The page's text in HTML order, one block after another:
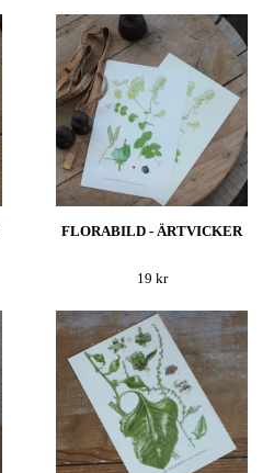
FLORABILD - ÄRTVICKER
19 kr